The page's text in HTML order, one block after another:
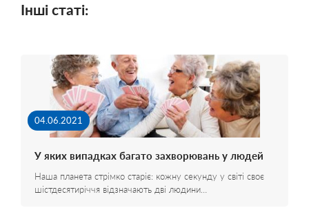
Інші статі:
04.06.2021
У яких випадках багато захворювань у людей
Наша планета стрімко старіє: кожну секунду у світі своє
шістдесятиріччя відзначають дві людини…